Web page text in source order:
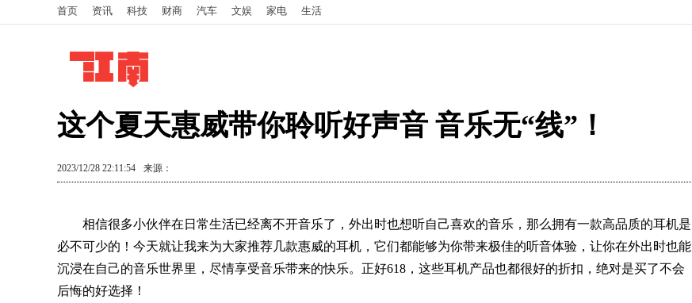
首页 资讯 科技 财商 汽车 文娱 家电 生活
这个夏天惠威带你聆听好声音 音乐无“线”！
2023/12/28 22:11:54 来源：
相信很多小伙伴在日常生活已经离不开音乐了，外出时也想听自己喜欢的音乐，那么拥有一款高品质的耳机是
必不可少的！今天就让我来为大家推荐几款惠威的耳机，它们都能够为你带来极佳的听音体验，让你在外出时也能
沉浸在自己的音乐世界里，尽情享受音乐带来的快乐。正好618，这些耳机产品也都很好的折扣，绝对是买了不会
后悔的好选择！